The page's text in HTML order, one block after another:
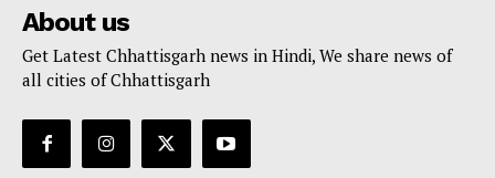
About us
Get Latest Chhattisgarh news in Hindi, We share news of
all cities of Chhattisgarh